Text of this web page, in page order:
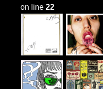
on line22